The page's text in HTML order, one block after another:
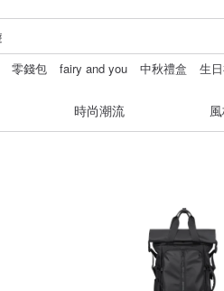
零錢包 fairy and you 中秋禮盒 生
時尚潮流